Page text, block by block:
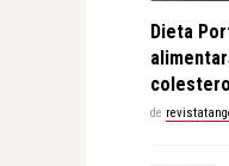
Dieta
de